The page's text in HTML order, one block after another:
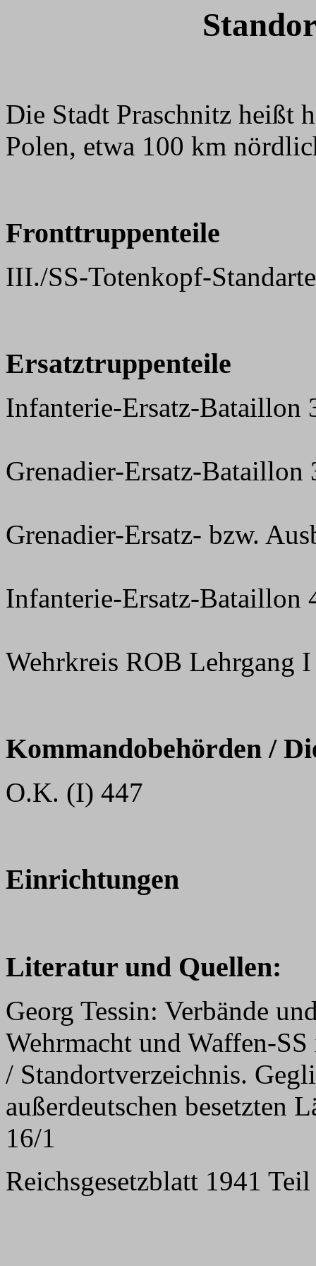
Die Stadt Praschnitz heißt
Polen, etwa 100 km
Fronttruppenteile
III./SS-Totenkopf-
Ersatztruppenteile
Infanterie-Ersatz-Bataillon
Grenadier-Ersatz-Bataillon
Grenadier-Ersatz- bzw.
Infanterie-Ersatz-Bataillon
Wehrkreis ROB Lehrgang I
Kommandobehörden /
O.K. (I) 447
Einrichtungen
Literatur und Quellen:
Georg Tessin: Verbände
Wehrmacht und Waffen-
/ Standortverzeichnis.
außerdeutschen besetzten
16/1
Reichsgesetzblatt 1941